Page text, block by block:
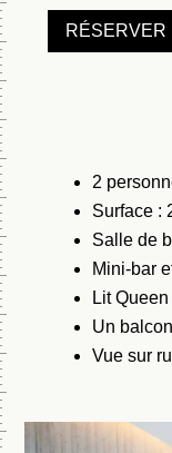
RÉSERVER
2
Surface :
Salle de
Mini-bar
Lit
Un balcon
Vue sur